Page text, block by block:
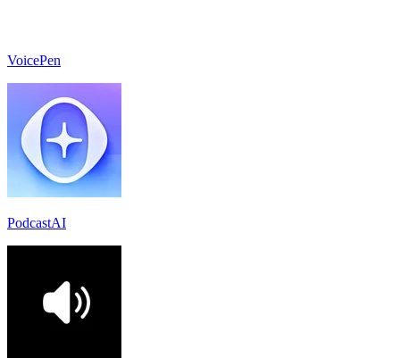
VoicePen
PodcastAI